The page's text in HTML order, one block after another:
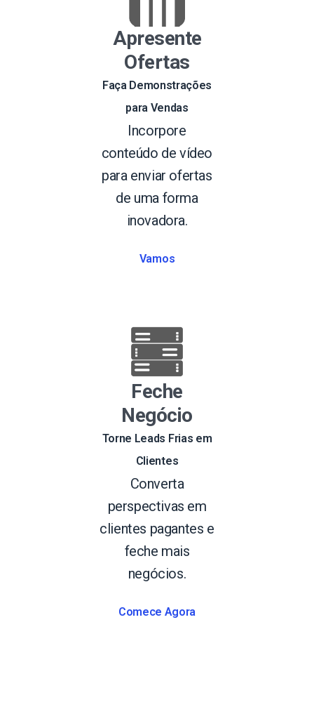
Apresente
Ofertas
Faça Demonstrações
para Vendas
Incorpore
conteúdo de vídeo
para enviar ofertas
de uma forma
inovadora.
Vamos
Feche
Negócio
Torne Leads Frias em
Clientes
Converta
perspectivas em
clientes pagantes e
feche mais
negócios.
Comece Agora